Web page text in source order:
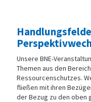
Unsere BNE-
Themen aus den
Ressourcenschutzes.
fließen mit ihren
der Bezug zu den oben